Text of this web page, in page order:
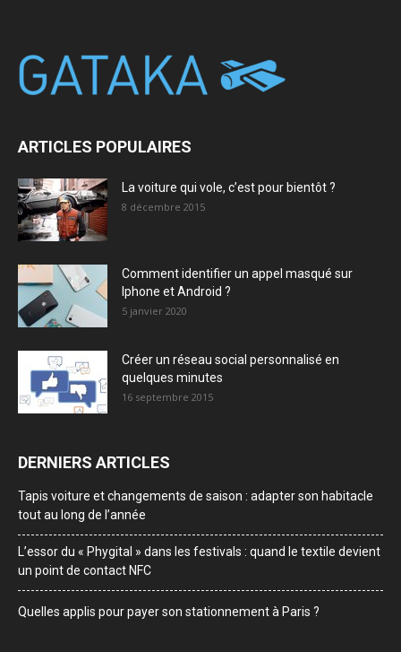
ARTICLES POPULAIRES
La voiture qui vole, c’est pour bientôt ?
8 décembre 2015
Comment identifier un appel masqué sur
Iphone et Android ?
5 janvier 2020
Créer un réseau social personnalisé en
quelques minutes
16 septembre 2015
DERNIERS ARTICLES
Tapis voiture et changements de saison : adapter son habitacle
tout au long de l’année
L’essor du « Phygital » dans les festivals : quand le textile devient
un point de contact NFC
Quelles applis pour payer son stationnement à Paris ?